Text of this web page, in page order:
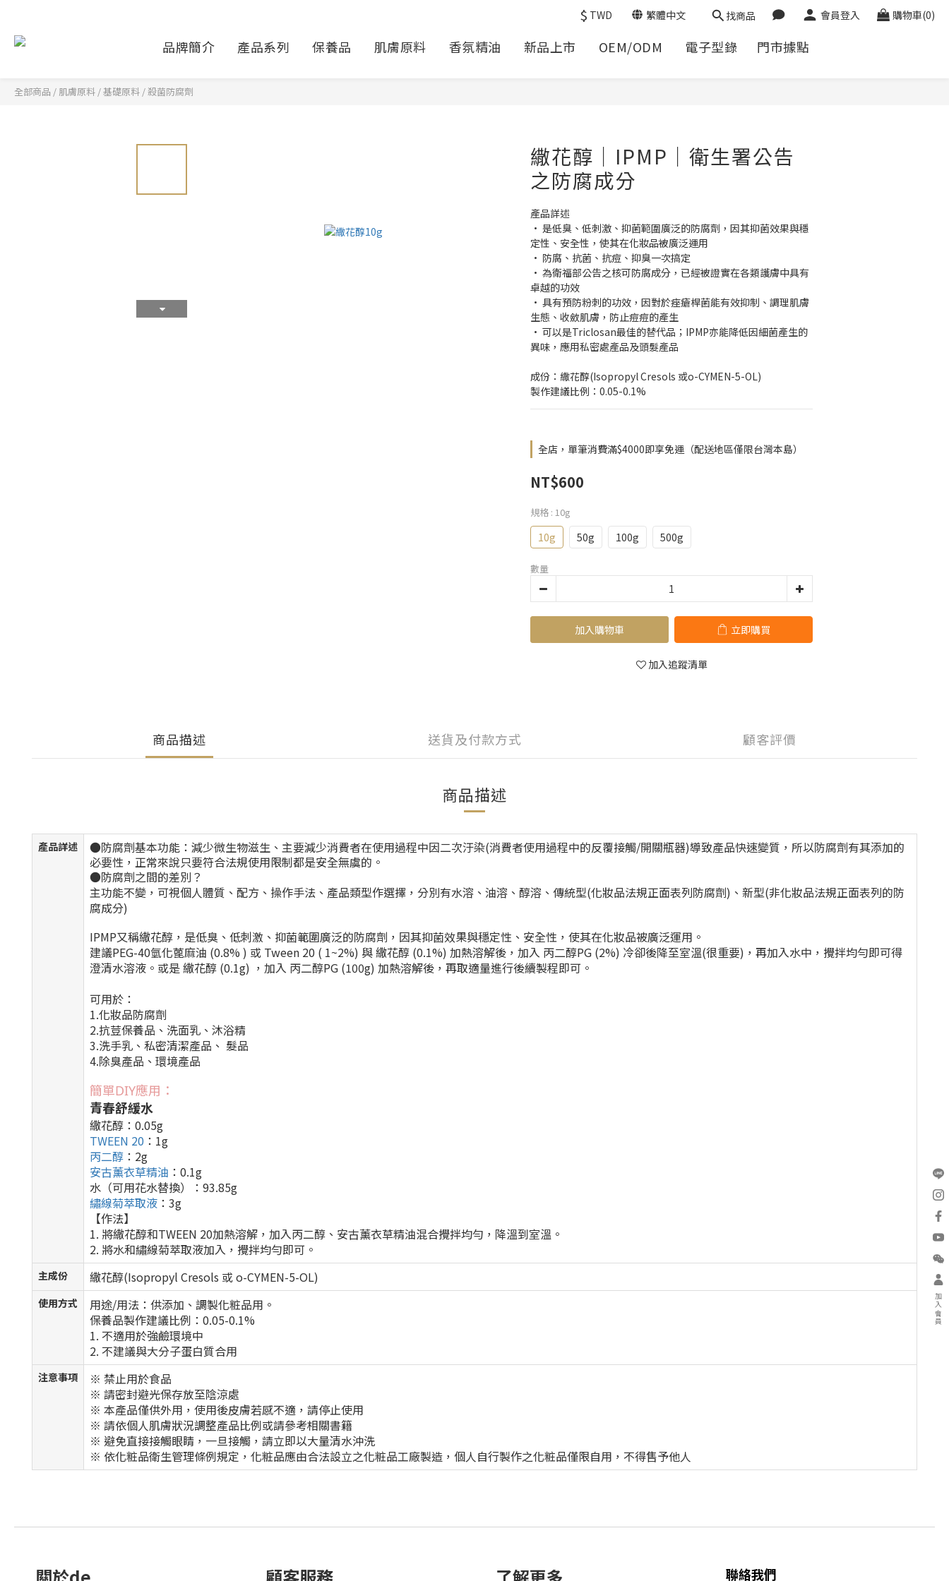
$ TWD 繁體中文 找商品 會員登入 購物車(0)
品牌簡介 產品系列 保養品 肌膚原料 香氛精油 新品上市 OEM/ODM 電子型錄 門市據點
全部商品 / 肌膚原料 /基礎原料 /殺菌防腐劑
繖花醇｜IPMP｜衛生署公告
之防腐成分
產品詳述
• 是低臭、低刺激、抑菌範圍廣泛的防腐劑，因其抑菌效果與穩
定性、安全性，使其在化妝品被廣泛運用
• 防腐、抗菌、抗痘、抑臭一次搞定
• 為衛福部公告之核可防腐成分，已經被證實在各類護膚中具有
卓越的功效
• 具有預防粉刺的功效，因對於痤瘡桿菌能有效抑制、調理肌膚
生態、收斂肌膚，防止痘痘的產生
• 可以是Triclosan最佳的替代品；IPMP亦能降低因細菌產生的
異味，應用私密處產品及頭髮產品
成份：繖花醇(Isopropyl Cresols 或o-CYMEN-5-OL)
製作建議比例：0.05-0.1%
全店，單筆消費滿$4000即享免運（配送地區僅限台灣本島）
NT$600
規格 : 10g
10g 50g 100g 500g
數量
加入購物車 立即購買
加入追蹤清單
商品描述 送貨及付款方式 顧客評價
商品描述
產品詳述 ●防腐劑基本功能：減少微生物滋生、主要減少消費者在使用過程中因二次汙染(消費者使用過程中的反覆接觸/開關瓶器)導致產品快速變質，所以防腐劑有其添加的
必要性，正常來說只要符合法規使用限制都是安全無虞的。
●防腐劑之間的差別？
主功能不變，可視個人體質、配方、操作手法、產品類型作選擇，分別有水溶、油溶、醇溶、傳統型(化妝品法規正面表列防腐劑) 、新型(非化妝品法規正面表列的防
腐成分)
IPMP又稱繖花醇，是低臭、低刺激、抑菌範圍廣泛的防腐劑，因其抑菌效果與穩定性、安全性，使其在化妝品被廣泛運用。
建議PEG-40氫化蓖麻油 (0.8% ) 或 Tween 20 ( 1~2%) 與 繖花醇 (0.1%) 加熱溶解後，加入 丙二醇PG (2%) 冷卻後降至室溫(很重要)，再加入水中，攪拌均勻即可得
澄清水溶液。或是繖花醇 (0.1g) ，加入 丙二醇PG (100g) 加熱溶解後，再取適量進行後續製程即可。
可用於：
1.化妝品防腐劑
2.抗荳保養品、洗面乳、沐浴精
3.洗手乳、私密清潔產品、 髮品
4.除臭產品、環境產品
簡單DIY應用：
青春舒緩水
繖花醇：0.05g
TWEEN 20 ：1g
丙二醇 ：2g
安古薰衣草精油 ：0.1g
水（可用花水替換）：93.85g
繡線菊萃取液 ：3g
【作法】
1. 將繖花醇和TWEEN 20加熱溶解，加入丙二醇、安古薰衣草精油混合攪拌均勻，降溫到室溫。
2. 將水和繡線菊萃取液加入，攪拌均勻即可。
主成份 繖花醇(Isopropyl Cresols 或 o-CYMEN-5-OL)
使用方式
用途/用法：供添加、調製化粧品用。
保養品製作建議比例：0.05-0.1%
1. 不適用於強鹼環境中
2. 不建議與大分子蛋白質合用
注意事項
※ 禁止用於食品
※ 請密封避光保存放至陰涼處
※ 本產品僅供外用，使用後皮膚若感不適，請停止使用
※ 請依個人肌膚狀況調整產品比例或請參考相關書籍
※ 避免直接接觸眼睛，一旦接觸，請立即以大量清水沖洗
※ 依化粧品衛生管理條例規定，化粧品應由合法設立之化粧品工廠製造，個人自行製作之化粧品僅限自用，不得售予他人
聯絡我們
加入會員